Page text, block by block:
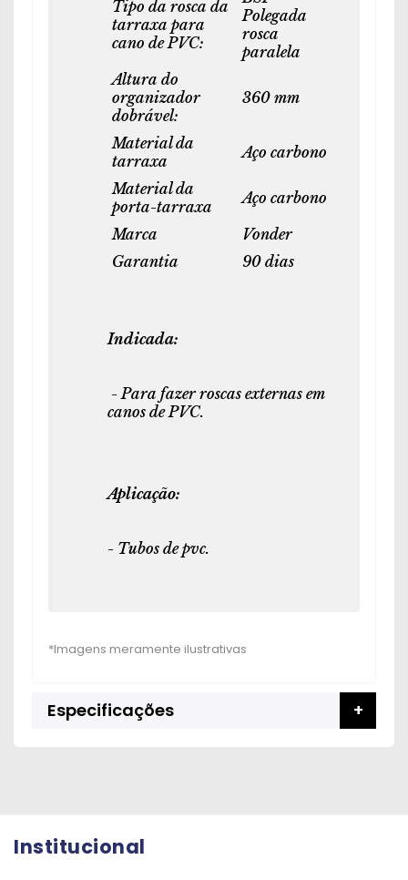
Tipo da rosca da
tarraxa para
cano de PVC:
Polegada
rosca
paralela
Altura do
organizador
dobrável:
360 mm
Material da
tarraxa
Aço carbono
Material da
porta-tarraxa
Aço carbono
Marca
Vonder
Garantia
90 dias
Indicada:
- Para fazer roscas externas em
canos de PVC.
Aplicação:
- Tubos de pvc.
Especificações
Institucional